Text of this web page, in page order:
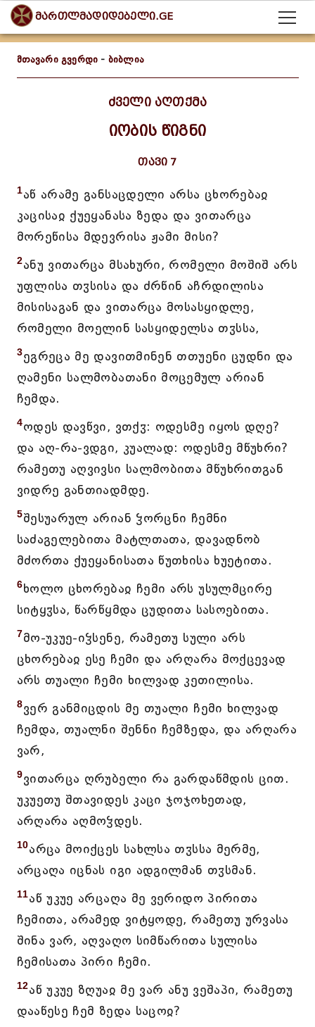
მართლმადიდებელი.GE
მთავარი გვერდი - ბიბლია
ძველი აღთქმა
იობის წიგნი
თავი 7
1აწ არამე განსაცდელი არსა ცხორებაჲ
კაცისაჲ ქუეყანასა ზედა და ვითარცა
მორეწისა მდევრისა ჟამი მისი?
2ანუ ვითარცა მსახური, რომელი მოშიშ არს
უფლისა თჳსისა და ძრწინ აჩრდილისა
მისისაგან და ვითარცა მოსასყიდლე,
რომელი მოელინ სასყიდელსა თჳსსა,
3ეგრეცა მე დავითმინენ თთუენი ცუდნი და
ღამენი სალმობათანი მოცემულ არიან
ჩემდა.
4ოდეს დავწვი, ვთქჳ: ოდესმე იყოს დღე?
და აღ-რა-ვდგი, კუალად: ოდესმე მწუხრი?
რამეთუ აღვივსი სალმობითა მწუხრითგან
ვიდრე განთიადმდე.
5შესუარულ არიან ჴორცნი ჩემნი
საძაგელებითა მატლთათა, დავადნობ
მძორთა ქუეყანისათა წუთხისა ხუეტითა.
6ხოლო ცხორებაჲ ჩემი არს უსულმცირე
სიტყჳსა, წარწყმდა ცუდითა სასოებითა.
7მო-უკუე-იჴსენე, რამეთუ სული არს
ცხორებაჲ ესე ჩემი და არღარა მოქცევად
არს თუალი ჩემი ხილვად კეთილისა.
8ვერ განმიცდის მე თუალი ჩემი ხილვად
ჩემდა, თუალნი შენნი ჩემზედა, და არღარა
ვარ,
9ვითარცა ღრუბელი რა გარდაწმდის ცით.
უკუეთუ შთავიდეს კაცი ჯოჯოხეთად,
არღარა აღმოჴდეს.
10არცა მოიქცეს სახლსა თჳსსა მერმე,
არცაღა იცნას იგი ადგილმან თჳსმან.
11აწ უკუე არცაღა მე ვერიდო პირითა
ჩემითა, არამედ ვიტყოდე, რამეთუ ურვასა
შინა ვარ, აღვაღო სიმწარითა სულისა
ჩემისათა პირი ჩემი.
12აწ უკუე ზღუაჲ მე ვარ ანუ ვეშაპი, რამეთუ
დააწესე ჩემ ზედა საცოჲ?